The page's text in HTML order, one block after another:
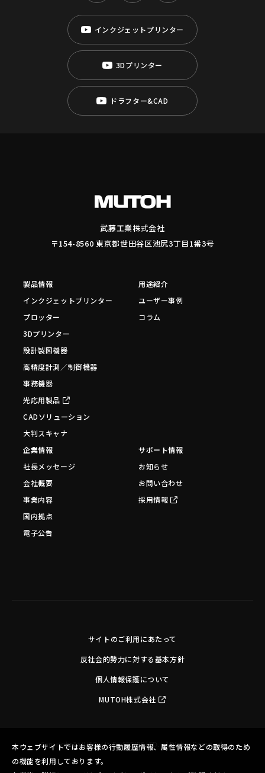
インクジェットプリンター
3Dプリンター
ドラフター&CAD
武藤工業株式会社
〒154-8560 東京都世田谷区池尻3丁目1番3号
製品情報
インクジェットプリンター
プロッター
3Dプリンター
設計製図機器
高精度計測／制御機器
事務機器
光応用製品
CADソリューション
大判スキャナ
用途紹介
ユーザー事例
コラム
企業情報
社長メッセージ
会社概要
事業内容
国内拠点
電子公告
サポート情報
お知らせ
お問い合わせ
採用情報
サイトのご利用にあたって
反社会的勢力に対する基本方針
個人情報保護について
MUTOH株式会社
Copyright©MUTOH INDUSTRIES LTD. All Rights Reserved.
本ウェブサイトではお客様の行動履歴情報、属性情報などの取得のため
の機能を利用しております。